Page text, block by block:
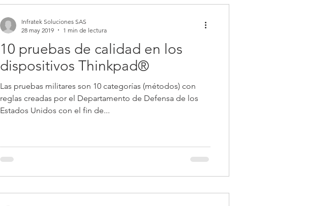
10 pruebas de calidad en los
dispositivos Thinkpad®
Las pruebas militares son 10 categorías (métodos) con
reglas creadas por el Departamento de Defensa de los
Estados Unidos con el fin de...
Infratek Soluciones SAS
28 may 2019
1 min de lectura